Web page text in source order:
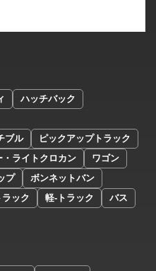
ハッチバック
ブル
ピックアップトラック
ライトクロカン
ワゴン
プ
ボンネットバン
ラック 軽-トラック バス